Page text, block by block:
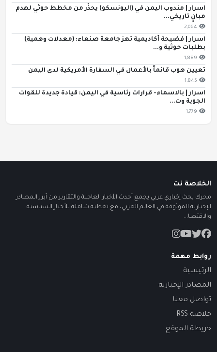
اسرار | مندوب اليمن في (اليونسكو) يحذّر من مخطط حوثي لهدم
مبانٍ تاريخي...
2,064
اسرار | فضيحة أكاديمية تهز جامعة صنعاء: (معدلات وهمية)
بطلبات حوثية و...
1,889
تعيين هوب قائماً بالأعمال في السفارة الأمريكية لدى اليمن
1,845
اسرار | بالاسماء- قرارات رئاسية في اليمن: قيادة جديدة للقوات
الجوية وت...
1,779
الخلاصة نت
محرك بحث إخباري عربي يجمع أحدث الأخبار العاجلة والتقارير من أبرز المصادر
الإخبارية الموثوقة في العالم العربي، مع تغطية شاملة للأخبار السياسية
والاقتصا...
روابط مهمة
الرئيسية
المصادر الإخبارية
تواصل معنا
خلاصة RSS
خريطة الموقع